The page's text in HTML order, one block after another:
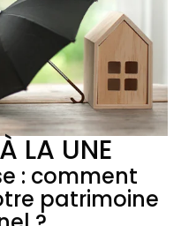
LA UNE
: comment
patrimoine